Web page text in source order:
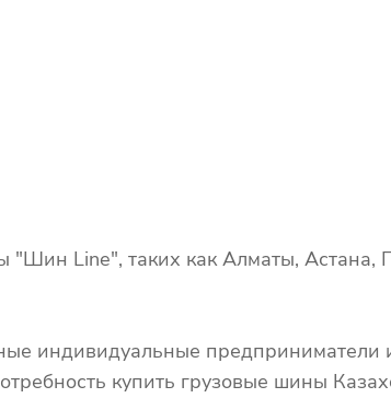
Line", таких как Алматы, Астана,
индивидуальные предприниматели
купить грузовые шины